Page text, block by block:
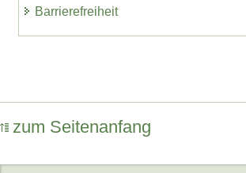
Barrierefreiheit
zum Seitenanfang